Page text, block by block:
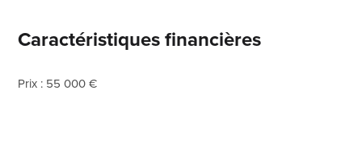
Caractéristiques financières
Prix : 55 000 €